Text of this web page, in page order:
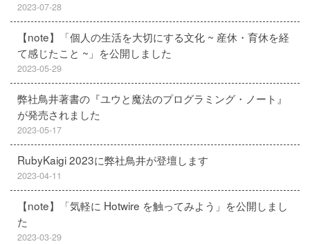
2023-07-28
【note】「個人の生活を大切にする文化 ~ 産休・育休を経
て感じたこと ~」を公開しました
2023-05-29
弊社鳥井著書の『ユウと魔法のプログラミング・ノート』
が発売されました
2023-05-17
RubyKaigi 2023に弊社鳥井が登壇します
2023-04-11
【note】「気軽に Hotwire を触ってみよう」を公開しまし
た
2023-03-29